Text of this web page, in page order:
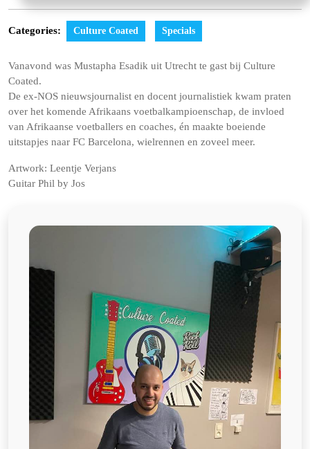
Categories: Culture Coated Specials
Vanavond was Mustapha Esadik uit Utrecht te gast bij Culture
Coated.
De ex-NOS nieuwsjournalist en docent journalistiek kwam praten
over het komende Afrikaans voetbalkampioenschap, de invloed
van Afrikaanse voetballers en coaches, én maakte boeiende
uitstapjes naar FC Barcelona, wielrennen en zoveel meer.
Artwork: Leentje Verjans
Guitar Phil by Jos